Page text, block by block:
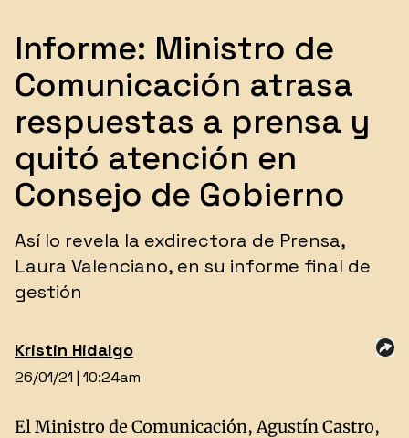
Informe: Ministro de
Comunicación atrasa
respuestas a prensa y
quitó atención en
Consejo de Gobierno
​Así lo revela la exdirectora de Prensa,
Laura Valenciano, en su informe final de
gestión
Kristin Hidalgo
26/01/21 | 10:24am
El Ministro de Comunicación, Agustín Castro,